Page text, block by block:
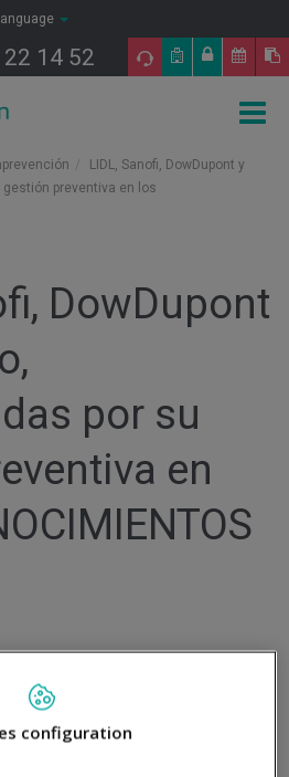
14 52
LIDL, Sanofi, DowDupont y
preventiva en los
DowDupont
por su
en
la sede del Hospital Teknon del
se realizó la entrega de los
y Profesionales ORP
configuration